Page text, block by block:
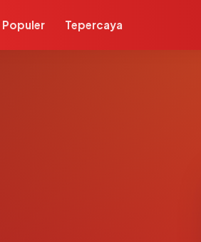
Populer Tepercaya